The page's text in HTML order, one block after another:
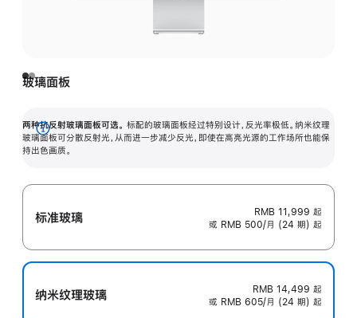
玻璃面板
两种抗反射玻璃面板可选。 标配的玻璃面板经过特别设计，反光率极低。纳米纹理
玻璃面板可分散反射光，从而进一步减少反光，即使在高亮光源的工作场所也能保
持出色画质。
展
开
标准玻璃 RMB 11,999 起
或 RMB 500/月 (24 期) 起
纳米纹理玻璃 RMB 14,499 起
或 RMB 605/月 (24 期) 起